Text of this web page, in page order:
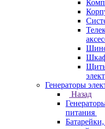
Щиты
Генераторы
Назад
питания